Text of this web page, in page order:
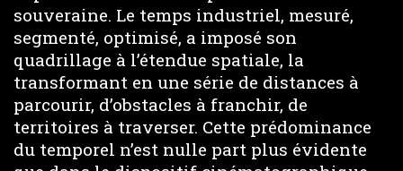
souveraine. Le temps industriel, mesuré,
segmenté, optimisé, a imposé son
quadrillage à l’étendue spatiale, la
transformant en une série de distances à
parcourir, d’obstacles à franchir, de
territoires à traverser. Cette prédominance
du temporel n’est nulle part plus évidente